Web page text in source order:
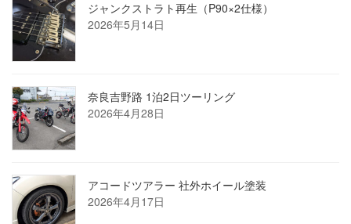
ジャンクストラト再生（P90×2仕様）
2026年5月14日
奈良吉野路 1泊2日ツーリング
2026年4月28日
アコードツアラー 社外ホイール塗装
2026年4月17日